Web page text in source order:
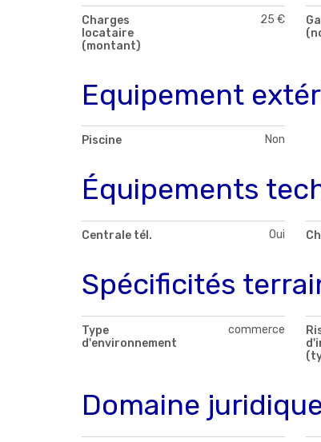
Charges
locataire
(montant)
25 €
Equipement
Piscine Non
Équipements
Centrale tél. Oui
Spécificités
Type
d'environnement
commerce
Domaine